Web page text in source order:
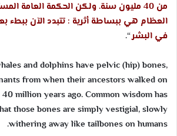
من 40 مليون سنة. ولكن الحكمة العامة
العظام هي ببساطة أثرية : تتبدد الآن ببطء
في البشر“.
and dolphins have pelvic (hip) bones,
from when their ancestors walked on
million years ago. Common wisdom has
those bones are simply vestigial, slowly
withering away like tailbones on humans.